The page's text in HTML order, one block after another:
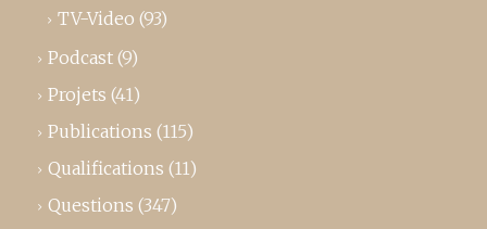
TV-Video (93)
Podcast (9)
Projets (41)
Publications (115)
Qualifications (11)
Questions (347)